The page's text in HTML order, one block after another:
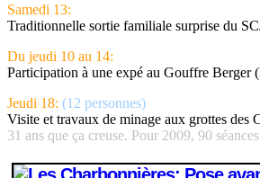
Samedi 13:
Traditionnelle sortie familiale surprise du
Du jeudi 10 au 14:
Participation à une expé au Gouffre Berger
Jeudi 18: (12 personnes)
Visite et travaux de minage aux grottes des
31 ans que ça creuse. Pour 2009, 90